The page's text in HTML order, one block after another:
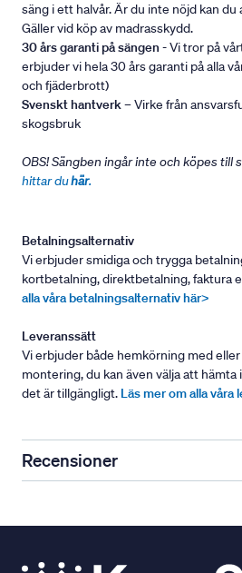
säng i ett halvår. Är du inte nöjd kan
Gäller vid köp av madrasskydd.
30 års garanti på sängen - Vi tror på
erbjuder vi hela 30 års garanti på alla
och fjäderbrott)
Svenskt hantverk– Virke från
skogsbruk
OBS! Sängben ingår inte och köpes till
hittar duhär.
Betalningsalternativ
Vi erbjuder smidiga och trygga
kortbetalning, direktbetalning, faktura
alla våra betalningsalternativ här>
Leveranssätt
Vi erbjuder både hemkörning med
montering, du kan även välja att hämta
det är tillgängligt. Läs mer om alla våra
Recensioner